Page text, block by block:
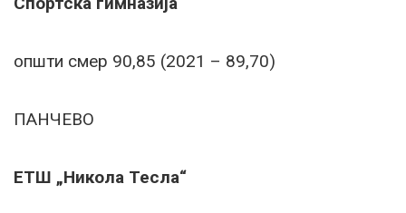
општи смер 90,85 (2021 – 89,70)
ПАНЧЕВО
ЕТШ „Никола Тесла“